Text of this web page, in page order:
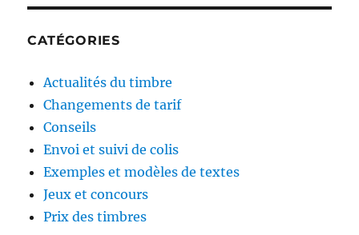
CATÉGORIES
Actualités du timbre
Changements de tarif
Conseils
Envoi et suivi de colis
Exemples et modèles de textes
Jeux et concours
Prix des timbres